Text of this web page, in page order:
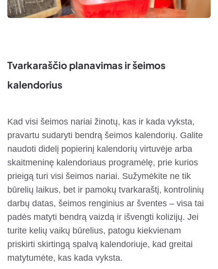
Tvarkaraščio planavimas ir šeimos
kalendorius
Kad visi šeimos nariai žinotų, kas ir kada vyksta,
pravartu sudaryti bendrą šeimos kalendorių. Galite
naudoti didelį popierinį kalendorių virtuvėje arba
skaitmeninę kalendoriaus programėlę, prie kurios
prieigą turi visi šeimos nariai. Sužymėkite ne tik
būrelių laikus, bet ir pamokų tvarkaraštį, kontrolinių
darbų datas, šeimos renginius ar šventes – visa tai
padės matyti bendrą vaizdą ir išvengti kolizijų. Jei
turite kelių vaikų būrelius, patogu kiekvienam
priskirti skirtingą spalvą kalendoriuje, kad greitai
matytumėte, kas kada vyksta.